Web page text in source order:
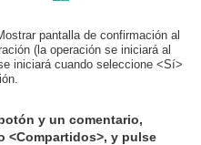
pantalla de confirmación al
(la operación se iniciará al
iniciará cuando seleccione <Sí>
y un comentario,
<Compartidos>, y pulse